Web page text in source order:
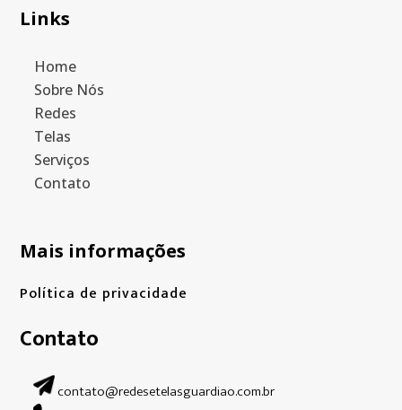
Links
Home
Sobre Nós
Redes
Telas
Serviços
Contato
Mais informações
Política de privacidade
Contato
contato@redesetelasguardiao.com.br